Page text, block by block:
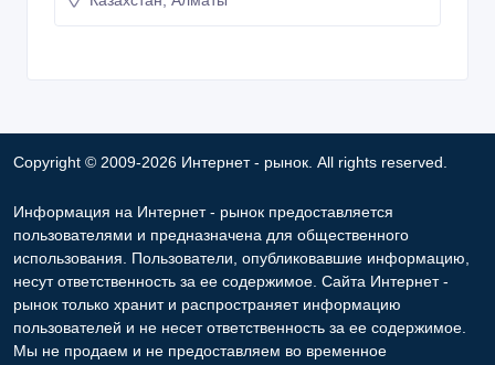
Copyright © 2009-2026 Интернет - рынок. All rights reserved.
Информация на Интернет - рынок предоставляется
пользователями и предназначена для общественного
использования. Пользователи, опубликовавшие информацию,
несут ответственность за ее содержимое. Сайта Интернет -
рынок только хранит и распространяет информацию
пользователей и не несет ответственность за ее содержимое.
Мы не продаем и не предоставляем во временное